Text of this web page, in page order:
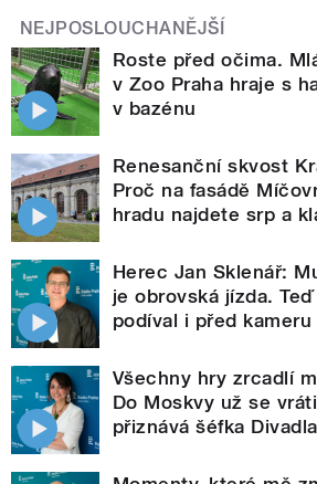
NEJPOSLOUCHANĚJŠÍ
Roste před očima.
v Zoo Praha hraje s
v bazénu
Renesanční skvost
Proč na fasádě
hradu najdete srp a
Herec Jan Sklenář:
je obrovská jízda.
podíval i před kameru
Všechny hry zrcadlí
Do Moskvy už se
přiznává šéfka